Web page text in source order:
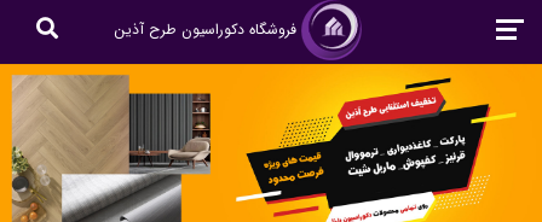
فروشگاه دکوراسیون طرح آذین